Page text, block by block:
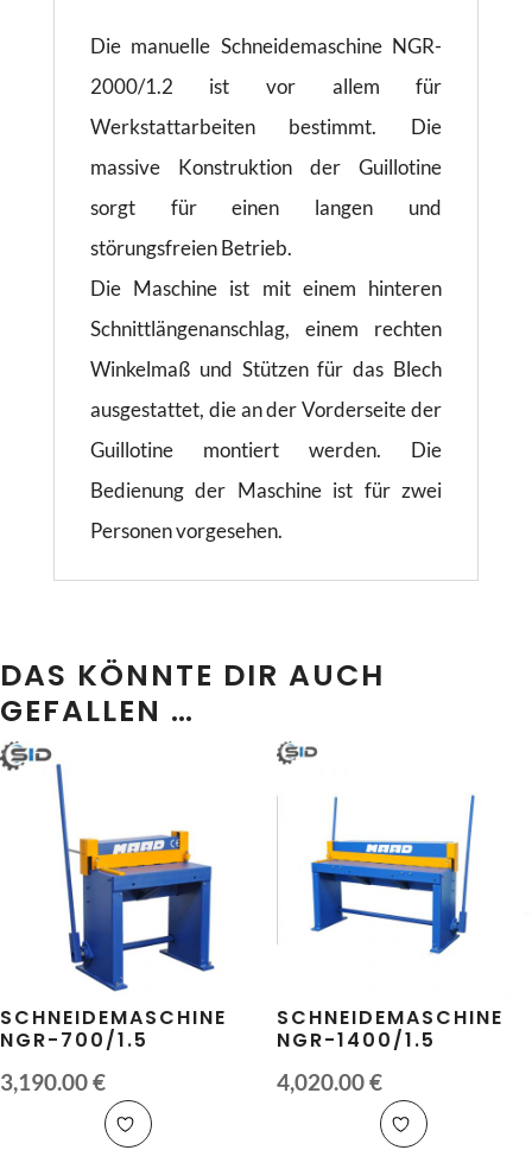
Die manuelle Schneidemaschine NGR-
2000/1.2 ist vor allem für
Werkstattarbeiten bestimmt. Die
massive Konstruktion der Guillotine
sorgt für einen langen und
störungsfreien Betrieb.
Die Maschine ist mit einem hinteren
Schnittlängenanschlag, einem rechten
Winkelmaß und Stützen für das Blech
ausgestattet, die an der Vorderseite der
Guillotine montiert werden. Die
Bedienung der Maschine ist für zwei
Personen vorgesehen.
DAS KÖNNTE DIR AUCH
GEFALLEN …
SCHNEIDEMASCHINE
NGR-700/1.5
3,190.00€
SCHNEIDEMASCHINE
NGR-1400/1.5
4,020.00€